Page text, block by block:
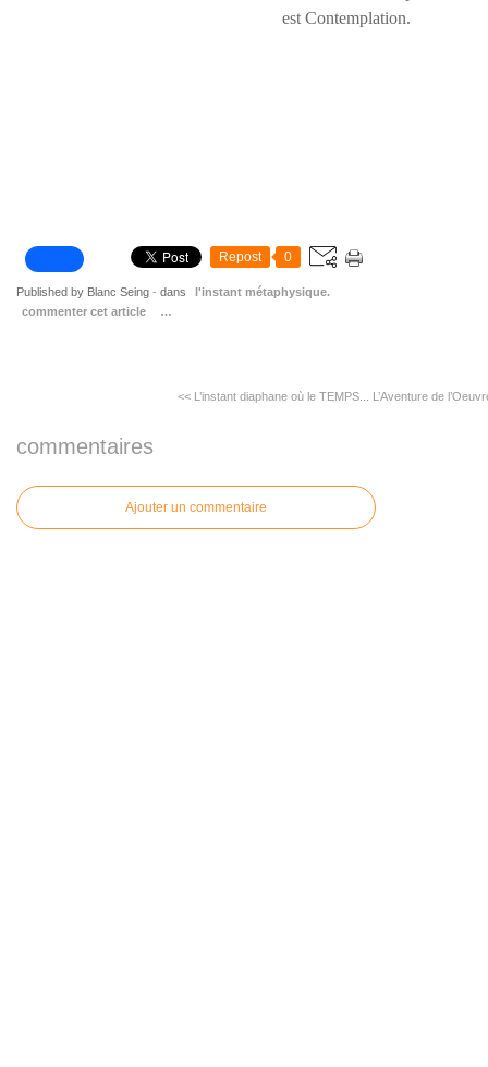
est Contemplation.
Repost 0
Published by Blanc Seing - dans
l'instant métaphysique.
commenter cet article
…
<< L’instant diaphane où le TEMPS... L’Aventure de
commentaires
Ajouter un commentaire